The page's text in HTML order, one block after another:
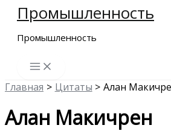
Перейти
содержимому
Промышленность
Промышленность
Главная Цитаты Алан
Алан Макичрен